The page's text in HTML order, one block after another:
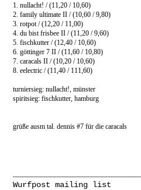
1. nullacht! / (11,20 / 10,60)
2. family ultimate II / (10,60 / 9,80)
3. rotpot / (12,20 / 11,00)
4. du bist frisbee II / (11,20 / 9,60)
5. fischkutter / (12,40 / 10,60)
6. göttinger 7 II / (11,60 / 10,80)
7. caracals II / (10,20 / 10,60)
8. eelectric / (11,40 / 111,60)
turniersieg: nullacht!, münster
spiritsieg: fischkutter, hamburg
grüße ausm tal. dennis #7 für die caracals